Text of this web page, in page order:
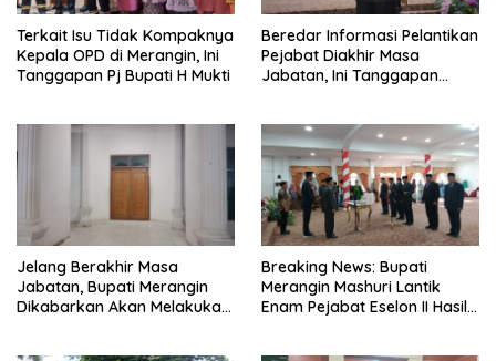
Terkait Isu Tidak Kompaknya
Kepala OPD di Merangin, Ini
Tanggapan Pj Bupati H Mukti
Beredar Informasi Pelantikan
Pejabat Diakhir Masa
Jabatan, Ini Tanggapan
Jelang Berakhir Masa
Jabatan, Bupati Merangin
Dikabarkan Akan Melakukan
Breaking News: Bupati
Merangin Mashuri Lantik
Enam Pejabat Eselon II Hasil